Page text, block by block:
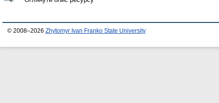
© 2008–2026 Zhytomyr Ivan Franko State University